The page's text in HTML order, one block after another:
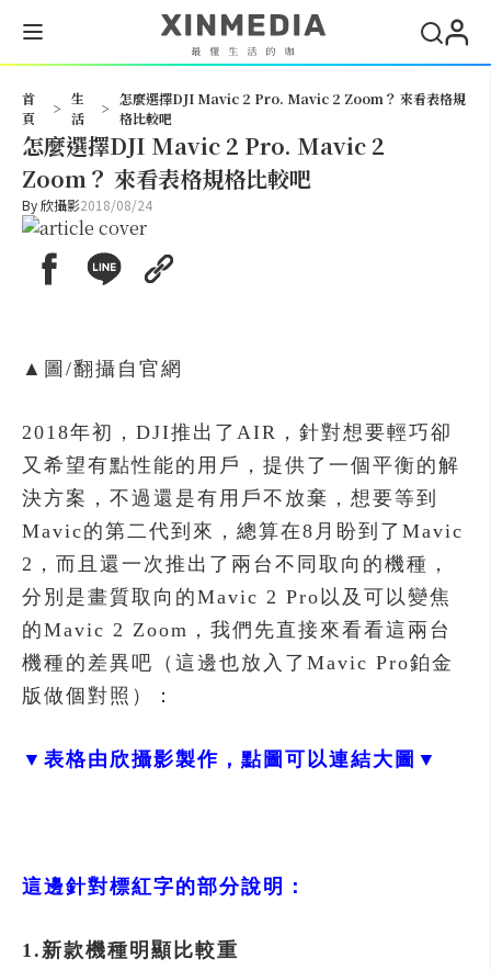
首
頁
>
生
活
>
怎麼選擇DJI Mavic 2 Pro. Mavic 2 Zoom？ 來看表格規
格比較吧
怎麼選擇DJI Mavic 2 Pro. Mavic 2
Zoom？ 來看表格規格比較吧
By欣攝影2018/08/24
▲圖/翻攝自官網
2018年初，DJI推出了AIR，針對想要輕巧卻
又希望有點性能的用戶，提供了一個平衡的解
決方案，不過還是有用戶不放棄，想要等到
Mavic的第二代到來，總算在8月盼到了Mavic
2，而且還一次推出了兩台不同取向的機種，
分別是畫質取向的Mavic 2 Pro以及可以變焦
的Mavic 2 Zoom，我們先直接來看看這兩台
機種的差異吧（這邊也放入了Mavic Pro鉑金
版做個對照）：
▼表格由欣攝影製作，點圖可以連結大圖▼
這邊針對標紅字的部分說明：
1.新款機種明顯比較重